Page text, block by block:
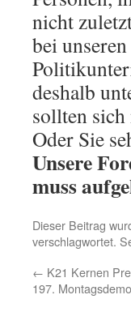
nicht
bei
deshalb
sollten
Oder Sie
Unsere
muss
Dieser Beitrag
verschlagwortet.
← K21 Kernen
197.